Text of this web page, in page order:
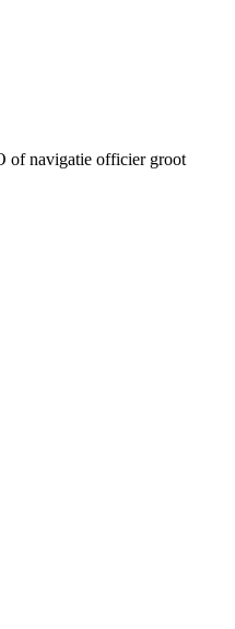
of navigatie officier groot